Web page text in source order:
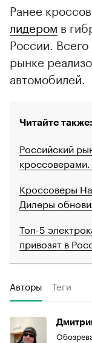
Ранее
лидером в
России.
рынке
автомобилей.
Читайте также:
Российский
Кроссоверы
Дилеры
Топ-5
привозят в
Авторы Теги